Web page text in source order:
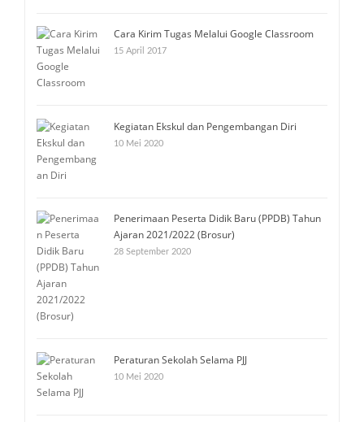
Cara Kirim Tugas Melalui Google Classroom
15 April 2017
Kegiatan Ekskul dan Pengembangan Diri
10 Mei 2020
Penerimaan Peserta Didik Baru (PPDB) Tahun
Ajaran 2021/2022 (Brosur)
28 September 2020
Peraturan Sekolah Selama PJJ
10 Mei 2020